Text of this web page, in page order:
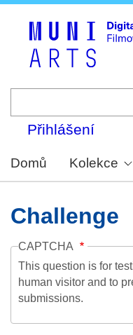
Přihlášení
Domů Kolekce
Challenge
CAPTCHA
This question is for
human visitor and to
submissions.